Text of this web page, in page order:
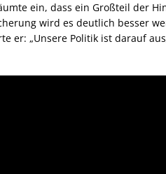
ein, dass ein Großteil der
wird es deutlich besser
er: „Unsere Politik ist darauf